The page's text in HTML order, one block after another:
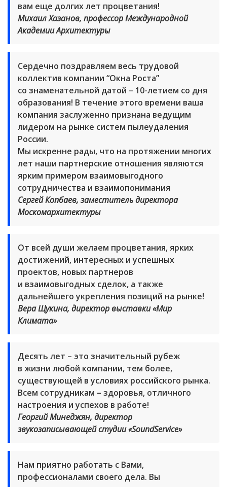
вам еще долгих лет процветания!
Михаил Хазанов, профессор Международной
Академии Архитектуры
Сердечно поздравляем весь трудовой
коллектив компании “Окна Роста”
со знаменательной датой – 10-летием со дня
образования! В течение этого времени ваша
компания заслуженно признана ведущим
лидером на рынке систем пылеудаления
России.
Мы искренне рады, что на протяжении многих
лет наши партнерские отношения являются
ярким примером взаимовыгодного
сотрудничества и взаимопонимания
Сергей Копбаев, заместитель директора
Москомархитектуры
От всей души желаем процветания, ярких
достижений, интересных и успешных
проектов, новых партнеров
и взаимовыгодных сделок, а также
дальнейшего укрепления позиций на рынке!
Вера Щукина, директор выставки «Мир
Климата»
Десять лет – это значительный рубеж
в жизни любой компании, тем более,
существующей в условиях российского рынка.
Всем сотрудникам – здоровья, отличного
настроения и успехов в работе!
Георгий Минеджян, директор
звукозаписывающей студии «SoundService»
Нам приятно работать с Вами,
профессионалами своего дела. Вы